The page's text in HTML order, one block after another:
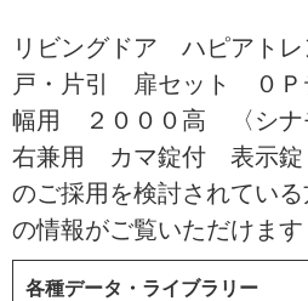
リビングドア ハピアト
戸・片引 扉セット ０Ｐ
幅用 ２０００高 〈シナ
右兼用 カマ錠付 表示錠
のご採用を検討されてい
の情報がご覧いただけます
各種データ・ライブラリー